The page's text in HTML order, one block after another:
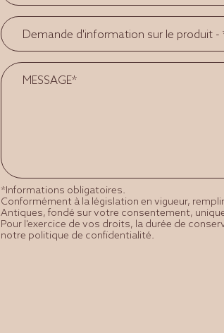
*Informations obligatoires.
Conformément à la législation en vigueur,
Antiques, fondé sur votre consentement,
Pour l'exercice de vos droits, la durée de
notre politique de confidentialité.